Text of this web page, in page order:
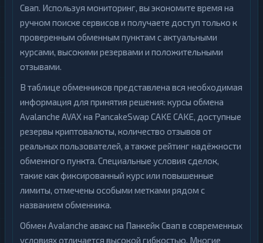
Свап. Используя мониторинг, вы экономите время на
ручном поиске сервисов и получаете доступ только к
проверенным обменным пунктам с актуальными
курсами, высокими резервами и положительными
отзывами.
В таблице обменников представлена вся необходимая
информация для принятия решения: курсы обмена
Avalanche AVAX на PancakeSwap CAKE CAKE, доступные
резервы криптовалюты, количество отзывов от
реальных пользователей, а также рейтинг надёжности
обменного пункта. Специальные условия сделок,
такие как фиксированный курс или повышенные
лимиты, отмечены особыми метками рядом с
названием обменника.
Обмен Avalanche авакс на Панкейк Свап в современных
условиях отличается высокой гибкостью. Многие